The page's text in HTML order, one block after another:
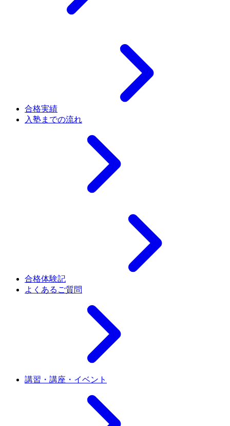
合格実績
入塾までの流れ
合格体験記
よくあるご質問
講習・講座・イベント